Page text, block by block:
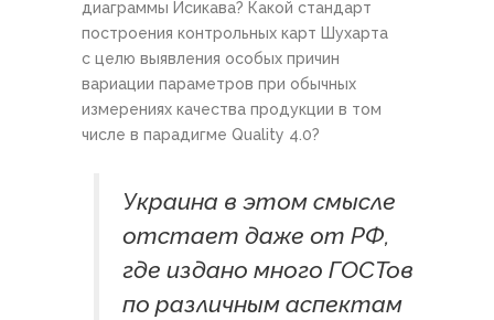
диаграммы Исикава? Какой стандарт
построения контрольных карт Шухарта
с целю выявления особых причин
вариации параметров при обычных
измерениях качества продукции в том
числе в парадигме Quality 4.0?
Украина в этом смысле
отстает даже от РФ,
где издано много ГОСТов
по различным аспектам